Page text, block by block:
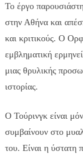
Το έργο
στην Αθήνα και
και κριτικούς. Ο
εμβληματική
μιας θρυλικής
ιστορίας.
Ο Τούρινγκ είναι
συμβαίνουν στο
του. Είναι η ύστατη